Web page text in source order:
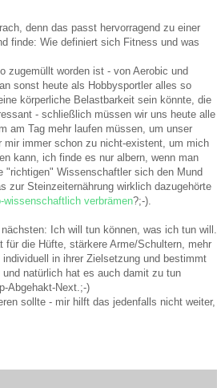
denn das passt hervorragend zu einer
finde: Wie definiert sich Fitness und was
zugemüllt worden ist - von Aerobic und
sonst heute als Hobbysportler alles so
körperliche Belastbarkeit sein könnte, die
- schließlich müssen wir uns heute alle
am Tag mehr laufen müssen, um unser
mir immer schon zu nicht-existent, um mich
kann, ich finde es nur albern, wenn man
"richtigen" Wissenschaftler sich den Mund
zur Steinzeiternährung wirklich dazugehörte
verbrämen?;-).
Ich will tun können, was ich tun will.
für die Hüfte, stärkere Arme/Schultern, mehr
in ihrer Zielsetzung und bestimmt
natürlich hat es auch damit zu tun
Abgehakt-Next.;-)
sollte - mir hilft das jedenfalls nicht weiter,